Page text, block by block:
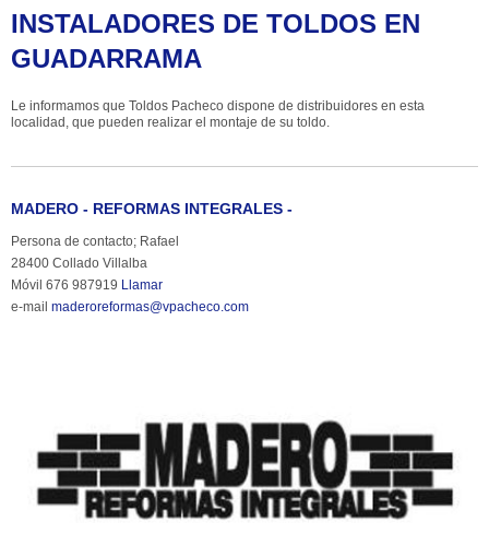
INSTALADORES DE TOLDOS EN
GUADARRAMA
Le informamos que Toldos Pacheco dispone de distribuidores en esta
localidad, que pueden realizar el montaje de su toldo.
MADERO - REFORMAS INTEGRALES -
Persona de contacto; Rafael
28400 Collado Villalba
Móvil 676 987919 Llamar
e-mail maderoreformas@vpacheco.com